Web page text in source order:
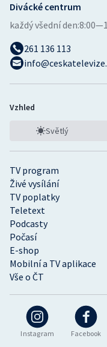
Instagram Facebook
TV program
Živé vysílání
TV poplatky
Teletext
Podcasty
Počasí
E-shop
Mobilní a TV aplikace
Vše o ČT
Divácké centrum
každý všední den:
261 136 113
Vzhled
Světlý